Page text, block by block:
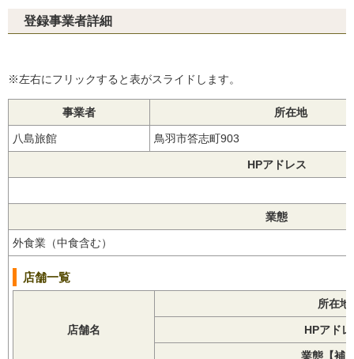
登録事業者詳細
※左右にフリックすると表がスライドします。
事業者 所在地
八島旅館 鳥羽市答志町903
HPアドレス
業態
外食業（中食含む）
店舗一覧
店舗名
所在地
HPアド
業態【補